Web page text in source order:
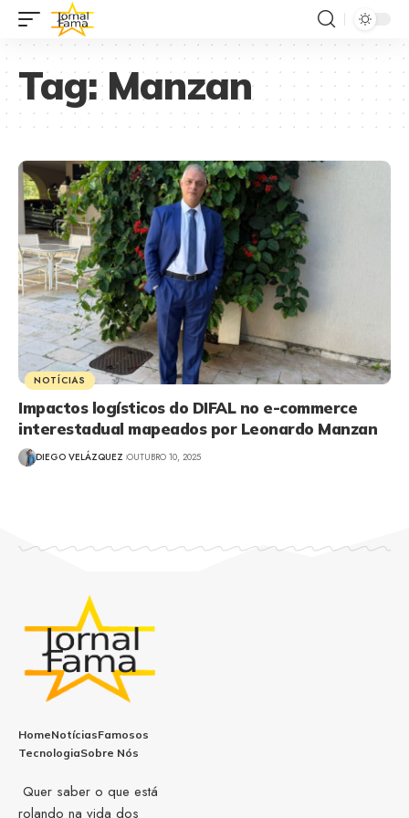
Tag:Manzan
NOTÍCIAS
Impactos logísticos do DIFAL no e-commerce
interestadual mapeados por Leonardo Manzan
DIEGO VELÁZQUEZ OUTUBRO 10, 2025
HomeNotíciasFamosos
TecnologiaSobre Nós
Quer saber o que está
rolando na vida dos